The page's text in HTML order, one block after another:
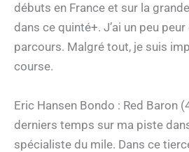
débuts en France et sur la
dans ce quinté+. J’ai un peu peur
parcours. Malgré tout, je suis
course.
Eric Hansen Bondo : Red Baron
derniers temps sur ma piste
spécialiste du mile. Dans ce